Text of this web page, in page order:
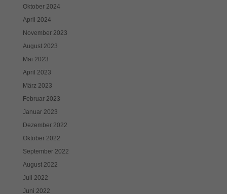
Oktober 2024
April 2024
November 2023
August 2023
Mai 2023
April 2023
März 2023
Februar 2023
Januar 2023
Dezember 2022
Oktober 2022
September 2022
August 2022
Juli 2022
Juni 2022